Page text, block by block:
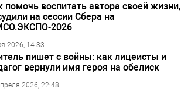
помочь воспитать автора своей жизни,
на сессии Сбера на
2026
2026, 14:33
пишет с войны: как лицеисты и
вернули имя героя на обелиск
2026, 22:48